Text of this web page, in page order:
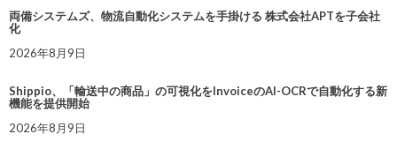
両備システムズ、物流自動化システムを手掛ける 株式会社APTを子会社
化
2026年8月9日
Shippio、「輸送中の商品」の可視化をInvoiceのAI-OCRで自動化する新
機能を提供開始
2026年8月9日